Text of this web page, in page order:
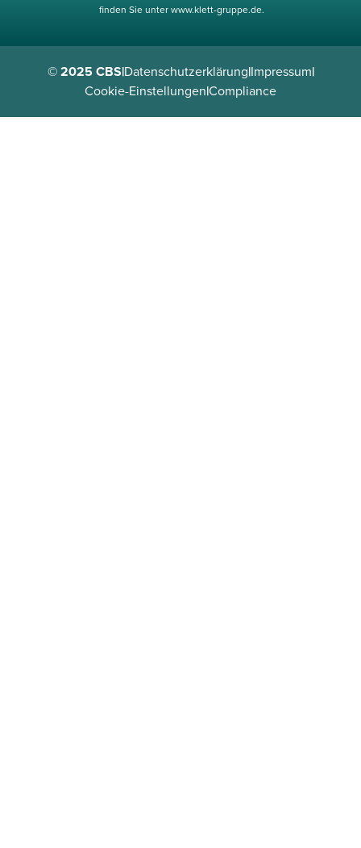
finden Sie unter www.klett-gruppe.de.
© 2025 CBS|Datenschutzerklärung|Impressum|
Cookie-Einstellungen|Compliance